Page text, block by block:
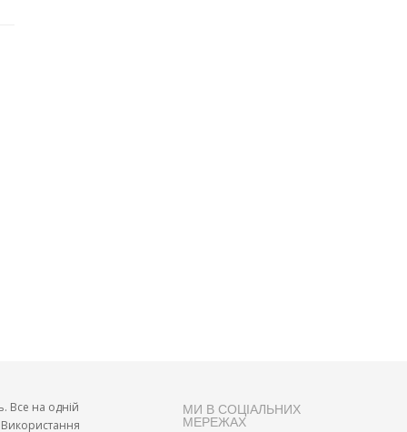
МИ В СОЦІАЛЬНИХ
МЕРЕЖАХ
Все на одній
Використання